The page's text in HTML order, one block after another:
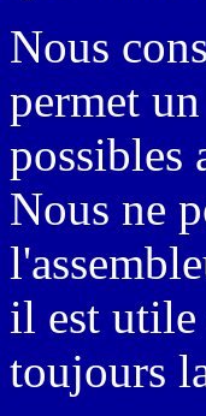
Nous
permet
possibles
Nous ne
il est utile
toujours